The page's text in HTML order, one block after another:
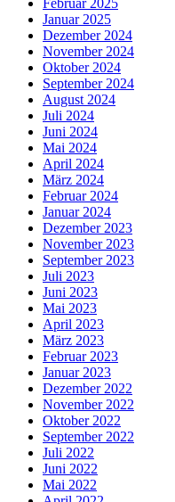
Februar 2025
Januar 2025
Dezember 2024
November 2024
Oktober 2024
September 2024
August 2024
Juli 2024
Juni 2024
Mai 2024
April 2024
März 2024
Februar 2024
Januar 2024
Dezember 2023
November 2023
September 2023
Juli 2023
Juni 2023
Mai 2023
April 2023
März 2023
Februar 2023
Januar 2023
Dezember 2022
November 2022
Oktober 2022
September 2022
Juli 2022
Juni 2022
Mai 2022